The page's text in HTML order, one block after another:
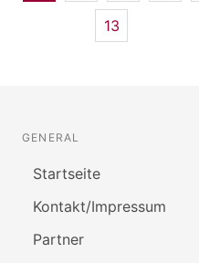
13
GENERAL
Startseite
Kontakt/Impressum
Partner